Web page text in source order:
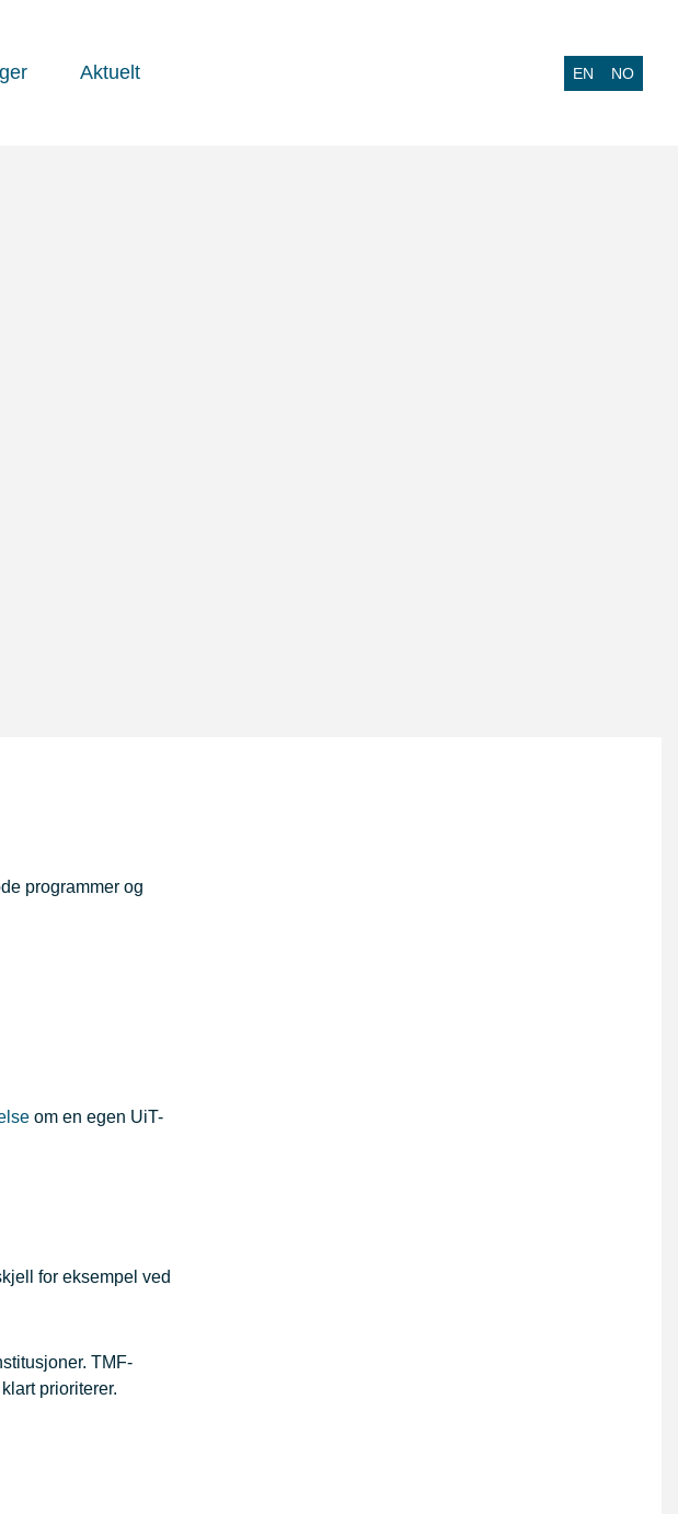
Aktuelt EN NO
programmer og
om en egen UiT-
for eksempel ved
TMF-
prioriterer.